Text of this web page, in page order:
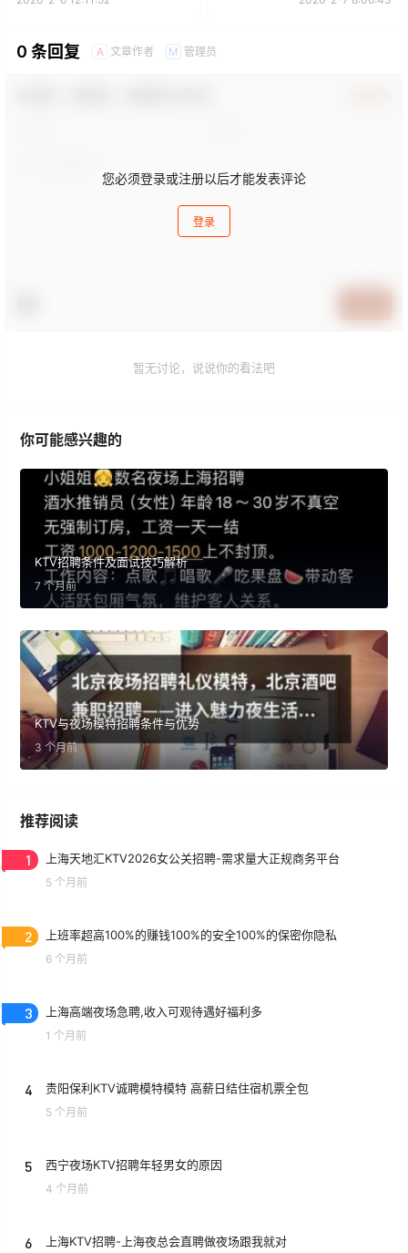
0 条回复 A 文章作者 M 管理员
您必须登录或注册以后才能发表评论
登录
暂无讨论，说说你的看法吧
你可能感兴趣的
KTV招聘条件及面试技巧解析
7 个月前
KTV与夜场模特招聘条件与优势
3 个月前
推荐阅读
1 上海天地汇KTV2026女公关招聘-需求量大正规商务平台
5 个月前
2 上班率超高100%的赚钱100%的安全100%的保密你隐私
6 个月前
3 上海高端夜场急聘,收入可观待遇好福利多
1 个月前
4 贵阳保利KTV诚聘模特模特 高薪日结住宿机票全包
5 个月前
5 西宁夜场KTV招聘年轻男女的原因
4 个月前
6 上海KTV招聘-上海夜总会直聘做夜场跟我就对